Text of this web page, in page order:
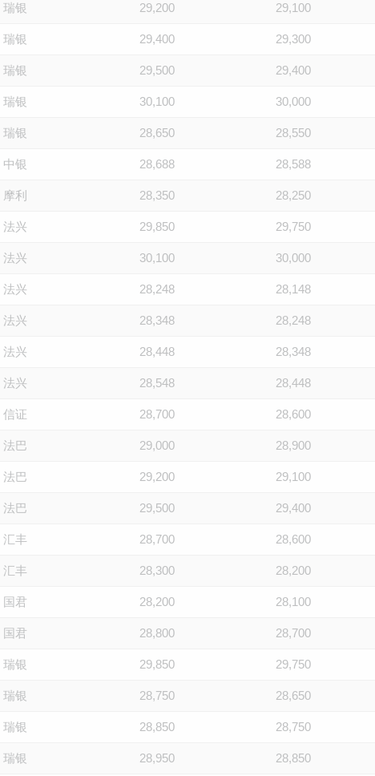
瑞银 29,200 29,100
瑞银 29,400 29,300
瑞银 29,500 29,400
瑞银 30,100 30,000
瑞银 28,650 28,550
中银 28,688 28,588
摩利 28,350 28,250
法兴 29,850 29,750
法兴 30,100 30,000
法兴 28,248 28,148
法兴 28,348 28,248
法兴 28,448 28,348
法兴 28,548 28,448
信证 28,700 28,600
法巴 29,000 28,900
法巴 29,200 29,100
法巴 29,500 29,400
汇丰 28,700 28,600
汇丰 28,300 28,200
国君 28,200 28,100
国君 28,800 28,700
瑞银 29,850 29,750
瑞银 28,750 28,650
瑞银 28,850 28,750
瑞银 28,950 28,850